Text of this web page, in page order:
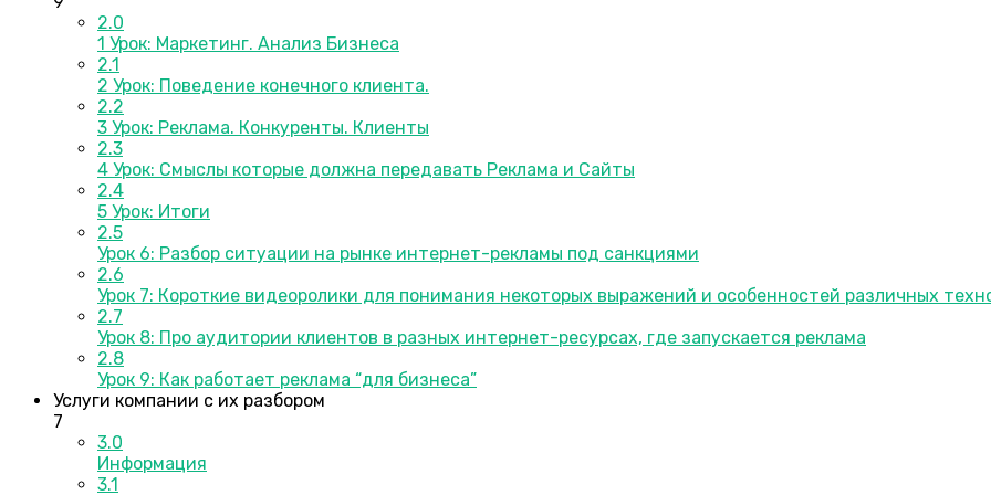
2.0
1 Урок: Маркетинг. Анализ Бизнеса
2.1
2 Урок: Поведение конечного клиента.
2.2
3 Урок: Реклама. Конкуренты. Клиенты
2.3
4 Урок: Смыслы которые должна передавать Реклама и Сайты
2.4
5 Урок: Итоги
2.5
Урок 6: Разбор ситуации на рынке интернет-рекламы под санкциями
2.6
Урок 7: Короткие видеоролики для понимания некоторых выражений и особенностей различных
2.7
Урок 8: Про аудитории клиентов в разных интернет-ресурсах, где запускается реклама
2.8
Урок 9: Как работает реклама “для бизнеса”
Услуги компании с их разбором
7
3.0
Информация
3.1